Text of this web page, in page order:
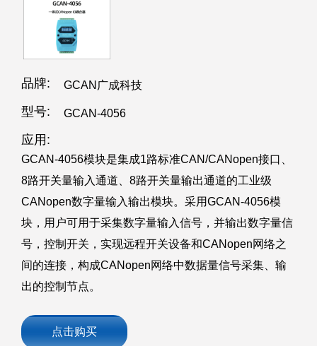
品牌: GCAN广成科技
型号: GCAN-4056
应用:
GCAN-4056模块是集成1路标准CAN/CANopen接口、
8路开关量输入通道、8路开关量输出通道的工业级
CANopen数字量输入输出模块。采用GCAN-4056模
块，用户可用于采集数字量输入信号，并输出数字量信
号，控制开关，实现远程开关设备和CANopen网络之
间的连接，构成CANopen网络中数据量信号采集、输
出的控制节点。
点击购买